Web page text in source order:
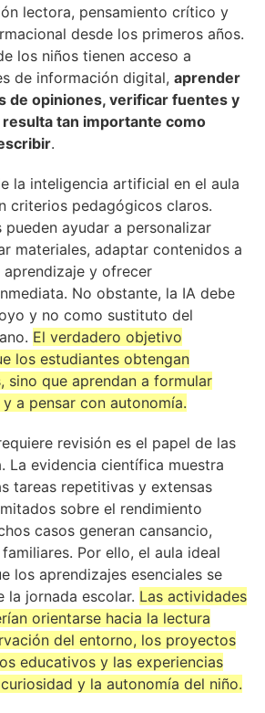
lectora, pensamiento crítico y
desde los primeros años.
los niños tienen acceso a
de información digital, aprender
de opiniones, verificar fuentes y
tan importante como
.
la inteligencia artificial en el aula
criterios pedagógicos claros.
pueden ayudar a personalizar
materiales, adaptar contenidos a
y ofrecer
No obstante, la IA debe
y no como sustituto del
El verdadero objetivo
los estudiantes obtengan
sino que aprendan a formular
a pensar con autonomía.
revisión es el papel de las
La evidencia científica muestra
tareas repetitivas y extensas
sobre el rendimiento
casos generan cansancio,
Por ello, el aula ideal
los aprendizajes esenciales se
la jornada escolar. Las actividades
orientarse hacia la lectura
del entorno, los proyectos
educativos y las experiencias
y la autonomía del niño.